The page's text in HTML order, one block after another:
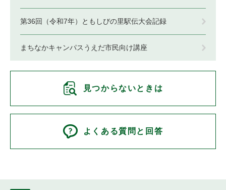
第36回（令和7年）ともしびの里駅伝大会記録
まちなかキャンパスうえだ市民向け講座
見つからないときは
よくある質問と回答